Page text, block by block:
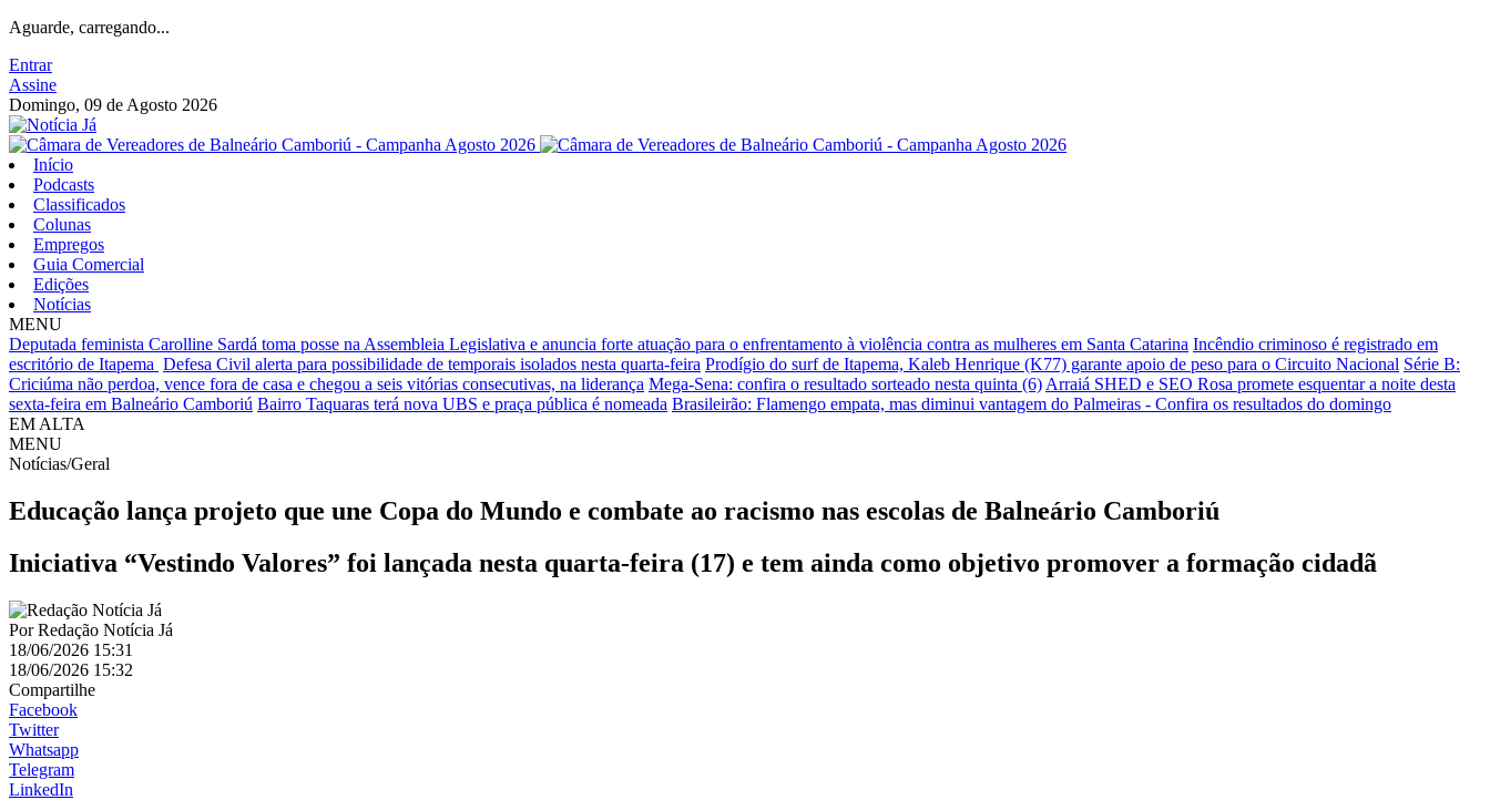
Aguarde, carregando...
Entrar
Assine
Domingo, 09 de Agosto 2026
Início
Podcasts
Classificados
Colunas
Empregos
Guia Comercial
Edições
Notícias
MENU
Deputada feminista Carolline Sardá toma posse na Assembleia Legislativa e anuncia forte atuação para o enfrentamento à violência contra as mulheres em Santa Catarina Incêndio criminoso é registrado em
escritório de Itapema Defesa Civil alerta para possibilidade de temporais isolados nesta quarta-feira Prodígio do surf de Itapema, Kaleb Henrique (K77) garante apoio de peso para o Circuito Nacional Série B:
Criciúma não perdoa, vence fora de casa e chegou a seis vitórias consecutivas, na liderança Mega-Sena: confira o resultado sorteado nesta quinta (6) Arraiá SHED e SEO Rosa promete esquentar a noite desta
sexta-feira em Balneário Camboriú Bairro Taquaras terá nova UBS e praça pública é nomeada Brasileirão: Flamengo empata, mas diminui vantagem do Palmeiras - Confira os resultados do domingo
EM ALTA
MENU
Notícias/Geral
Educação lança projeto que une Copa do Mundo e combate ao racismo nas escolas de Balneário Camboriú
Iniciativa “Vestindo Valores” foi lançada nesta quarta-feira (17) e tem ainda como objetivo promover a formação cidadã
PorRedação Notícia Já
18/06/2026 15:31
18/06/2026 15:32
Compartilhe
Facebook
Twitter
Whatsapp
Telegram
LinkedIn